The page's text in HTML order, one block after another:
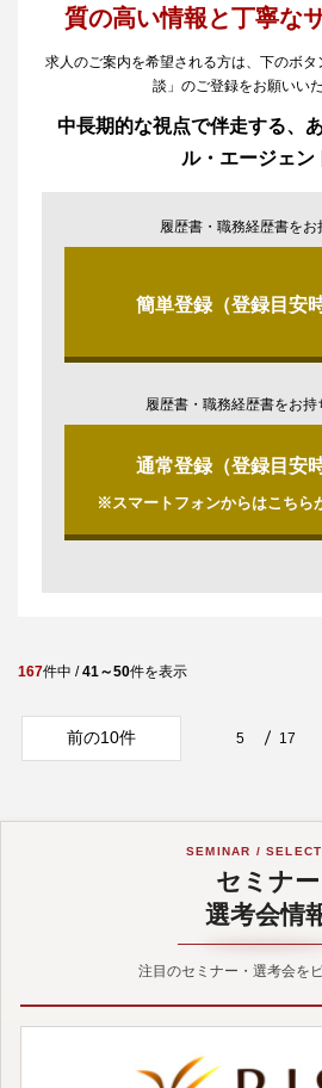
質の高い情報と丁寧な
求人のご案内を希望される方は、下のボ
談」のご登録をお願いいた
中長期的な視点で伴走する、
ル・エージェン
履歴書・職務経歴書をお
簡単登録（登録目安
履歴書・職務経歴書をお持
通常登録（登録目安
※スマートフォンからはこちら
167件中 /41～50件を表示
前の10件 5 17
SEMINAR /
セミナー
選考会情
注目のセミナー・選考会を